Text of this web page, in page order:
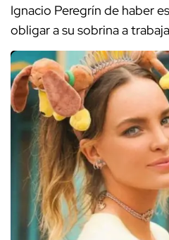
Ignacio Peregrín de haber
obligar a su sobrina a